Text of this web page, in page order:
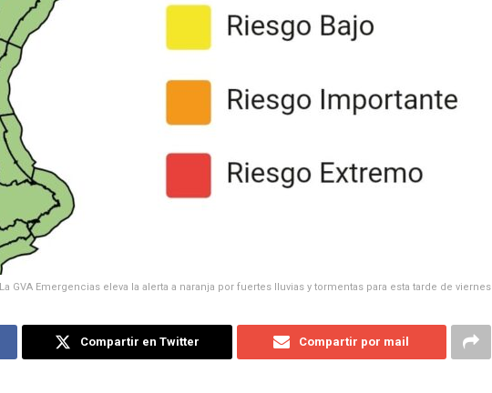
La GVA Emergencias eleva la alerta a naranja por fuertes lluvias y tormentas para esta tarde de viernes
Compartir en Twitter Compartir por mail